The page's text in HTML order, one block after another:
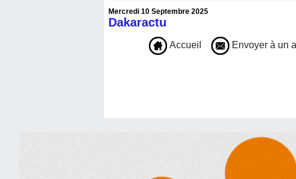
Mercredi 10 Septembre 2025
Dakaractu
Accueil Envoyer à un